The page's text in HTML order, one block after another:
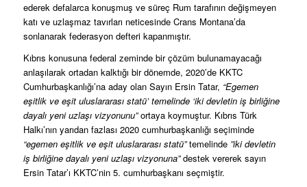
ederek defalarca konuşmuş ve süreç Rum tarafının değişmeyen
katı ve uzlaşmaz tavırları neticesinde Crans Montana’da
sonlanarak federasyon defteri kapanmıştır.
Kıbrıs konusuna federal zeminde bir çözüm bulunamayacağı
anlaşılarak ortadan kalktığı bir dönemde, 2020’de KKTC
Cumhurbaşkanlığı’na aday olan Sayın Ersin Tatar, “Egemen
eşitlik ve eşit uluslararası statü’ temelinde ‘iki devletin iş birliğine
dayalı yeni uzlaşı vizyonunu”ortaya koymuştur. Kıbrıs Türk
Halkı’nın yarıdan fazlası 2020 cumhurbaşkanlığı seçiminde
“egemen eşitlik ve eşit uluslararası statü”temelinde ”iki devletin
iş birliğine dayalı yeni uzlaşı vizyonuna”destek vererek sayın
Ersin Tatar’ı KKTC’nin 5. cumhurbaşkanı seçmiştir.